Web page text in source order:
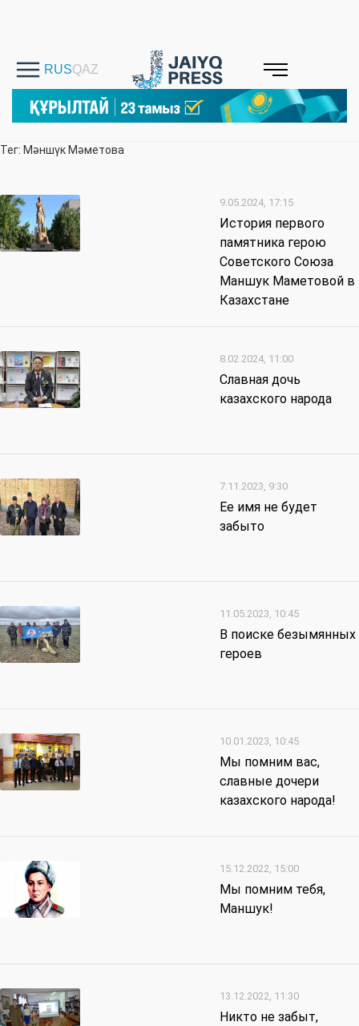
Тег: Мәншүк Мәметова
9.05.2024, 17:15
История первого
памятника герою
Советского Союза
Маншук Маметовой в
Казахстане
8.02.2024, 11:00
Славная дочь
казахского народа
7.11.2023, 9:30
Ее имя не будет
забыто
11.05.2023, 10:45
В поиске безымянных
героев
10.01.2023, 10:45
Мы помним вас,
славные дочери
казахского народа!
15.12.2022, 15:00
Мы помним тебя,
Маншук!
13.12.2022, 11:30
Никто не забыт,